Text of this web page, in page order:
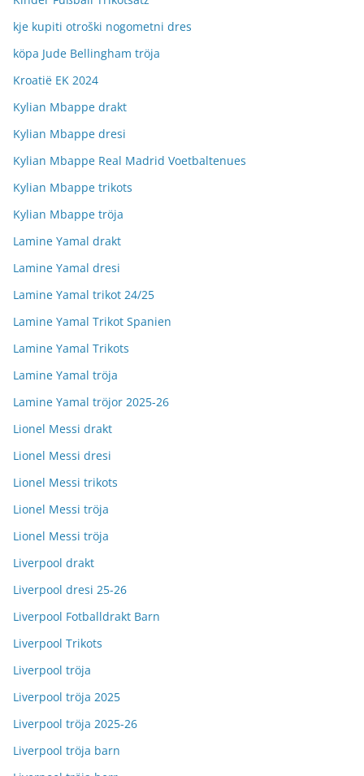
kje kupiti otroški nogometni dres
köpa Jude Bellingham tröja
Kroatië EK 2024
Kylian Mbappe drakt
Kylian Mbappe dresi
Kylian Mbappe Real Madrid Voetbaltenues
Kylian Mbappe trikots
Kylian Mbappe tröja
Lamine Yamal drakt
Lamine Yamal dresi
Lamine Yamal trikot 24/25
Lamine Yamal Trikot Spanien
Lamine Yamal Trikots
Lamine Yamal tröja
Lamine Yamal tröjor 2025-26
Lionel Messi drakt
Lionel Messi dresi
Lionel Messi trikots
Lionel Messi tröja
Lionel Messi tröja
Liverpool drakt
Liverpool dresi 25-26
Liverpool Fotballdrakt Barn
Liverpool Trikots
Liverpool tröja
Liverpool tröja 2025
Liverpool tröja 2025-26
Liverpool tröja barn